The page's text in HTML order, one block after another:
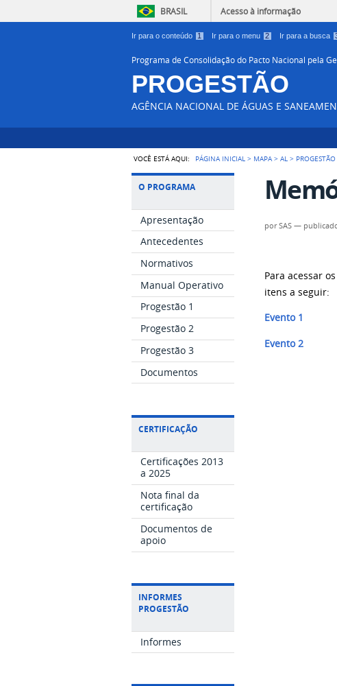
BRASIL Acesso à informação
Ir para o conteúdo 1 Ir para o menu 2 Ir para a busca
Programa de Consolidação do Pacto Nacional pela
PROGESTÃO
AGÊNCIA NACIONAL DE ÁGUAS E
VOCÊ ESTÁ AQUI: PÁGINA INICIAL > MAPA >AL >
O PROGRAMA
Apresentação
Antecedentes
Normativos
Manual Operativo
Progestão 1
Progestão 2
Progestão 3
Documentos
CERTIFICAÇÃO
Certificações 2013
a 2025
Nota final da
certificação
Documentos de
apoio
INFORMES
PROGESTÃO
Informes
porSAS —
Para acessar
itens a seguir:
Evento 1
Evento 2